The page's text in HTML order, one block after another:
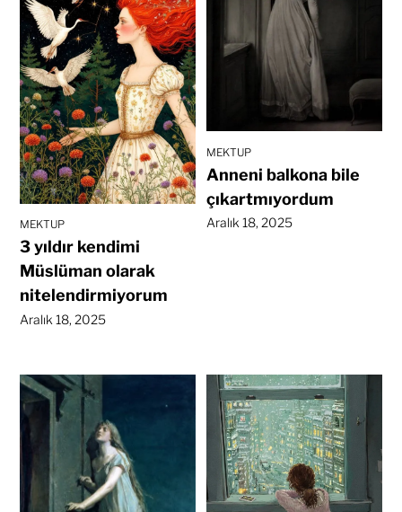
MEKTUP
3 yıldır kendimi
Müslüman olarak
nitelendirmiyorum
Aralık 18, 2025
MEKTUP
Anneni balkona bile
çıkartmıyordum
Aralık 18, 2025